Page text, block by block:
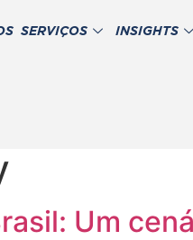
SERVIÇOS INSIGHTS
Um